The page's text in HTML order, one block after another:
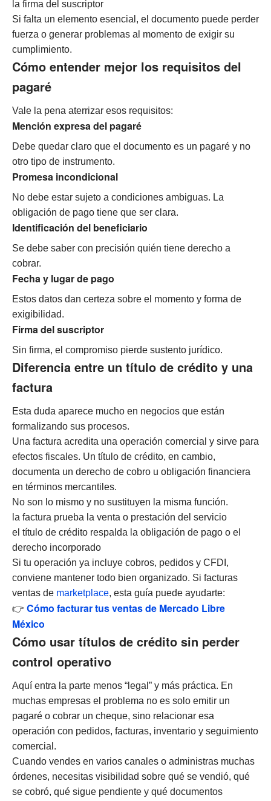
la firma del suscriptor
Si falta un elemento esencial, el documento puede perder
fuerza o generar problemas al momento de exigir su
cumplimiento.
Cómo entender mejor los requisitos del
pagaré
Vale la pena aterrizar esos requisitos:
Mención expresa del pagaré
Debe quedar claro que el documento es un pagaré y no
otro tipo de instrumento.
Promesa incondicional
No debe estar sujeto a condiciones ambiguas. La
obligación de pago tiene que ser clara.
Identificación del beneficiario
Se debe saber con precisión quién tiene derecho a
cobrar.
Fecha y lugar de pago
Estos datos dan certeza sobre el momento y forma de
exigibilidad.
Firma del suscriptor
Sin firma, el compromiso pierde sustento jurídico.
Diferencia entre un título de crédito y una
factura
Esta duda aparece mucho en negocios que están
formalizando sus procesos.
Una factura acredita una operación comercial y sirve para
efectos fiscales. Un título de crédito, en cambio,
documenta un derecho de cobro u obligación financiera
en términos mercantiles.
No son lo mismo y no sustituyen la misma función.
la factura prueba la venta o prestación del servicio
el título de crédito respalda la obligación de pago o el
derecho incorporado
Si tu operación ya incluye cobros, pedidos y CFDI,
conviene mantener todo bien organizado. Si facturas
ventas de marketplace, esta guía puede ayudarte:
👉 Cómo facturar tus ventas de Mercado Libre
México
Cómo usar títulos de crédito sin perder
control operativo
Aquí entra la parte menos “legal” y más práctica. En
muchas empresas el problema no es solo emitir un
pagaré o cobrar un cheque, sino relacionar esa
operación con pedidos, facturas, inventario y seguimiento
comercial.
Cuando vendes en varios canales o administras muchas
órdenes, necesitas visibilidad sobre qué se vendió, qué
se cobró, qué sigue pendiente y qué documentos